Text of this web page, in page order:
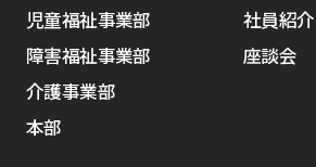
児童福祉事業部
障害福祉事業部
介護事業部
本部
社員紹介
座談会